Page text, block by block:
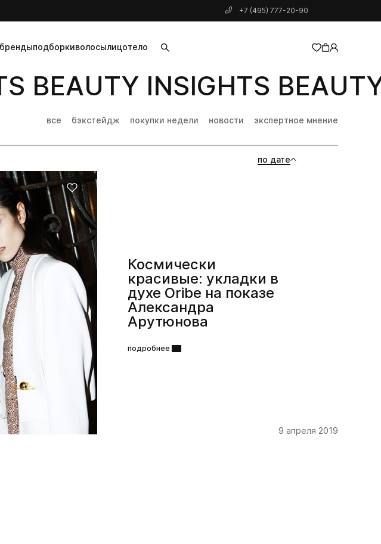
+7 (495) 777-20-90
брендыподборкиволосылицотело
добавлен в корзину
INSIGHTS
все бэкстейдж покупки недели новости экспертное мнение
по дате
Космически
красивые: укладки в
духе Oribe на показе
Александра
Арутюнова
подробнее
9 апреля 2019